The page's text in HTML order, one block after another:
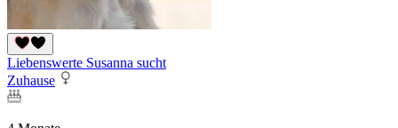
Liebenswerte Susanna sucht
Zuhause